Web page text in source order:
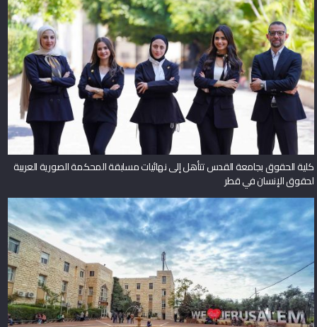
كلية الحقوق بجامعة القدس تتأهل إلى نهائيات مسابقة المحكمة الصورية العربية
لحقوق الإنسان في قطر